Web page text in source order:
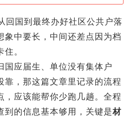
国到最终办好社区公共户落
中要长，中间还差点因为档
。
应届生、单位没有集体户
靠，那这篇文章里记录的流程
，应该能帮你少跑几趟。全程
到的信息基本够用，关键是材